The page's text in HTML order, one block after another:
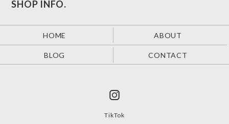
SHOP INFO.
HOME ABOUT
BLOG CONTACT
TikTok